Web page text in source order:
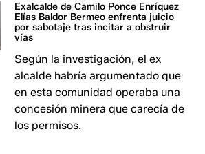
Exalcalde de Camilo Ponce Enríquez
Elías Baldor Bermeo enfrenta juicio
por sabotaje tras incitar a obstruir
vías
Según la investigación, el ex
alcalde habría argumentado que
en esta comunidad operaba una
concesión minera que carecía de
los permisos.